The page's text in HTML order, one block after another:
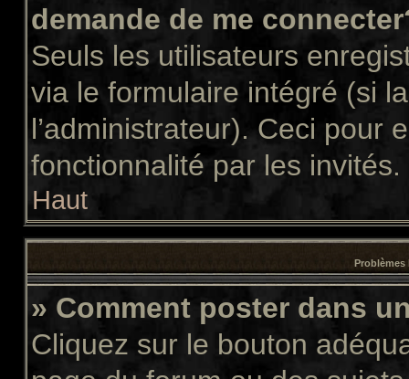
demande de me
Seuls les utilisateurs
via le formulaire intégré (si
l’administrateur). Ceci pour
fonctionnalité par les invités.
Haut
Problèmes
» Comment poster dans
Cliquez sur le bouton